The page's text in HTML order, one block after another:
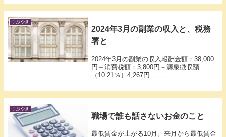
つぶやき
2024年3月の副業の収入と、税務
署と
2024年3月の副業の収入報酬金額：38,000
円＋消費税額：3,800円－源泉徴収額
（10.21％）4,267円＿＿＿...
つぶやき
職場で誰も話さないお金のこと
最低賃金が上がる10月。来月から最低賃金